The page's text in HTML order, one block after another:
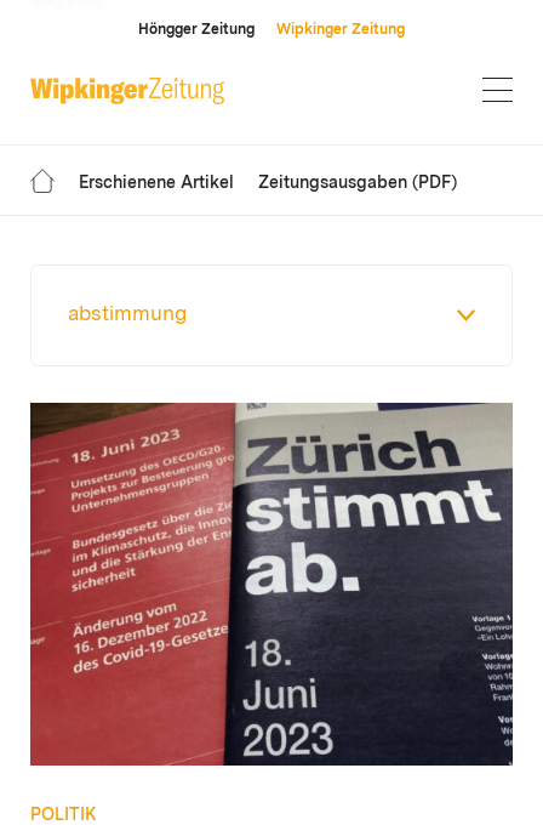
Höngger Zeitung Wipkinger Zeitung
Erschienene Artikel Zeitungsausgaben (PDF)
abstimmung
POLITIK